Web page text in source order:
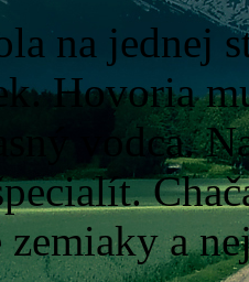
na jednej
Hovoria
vodca.
zemiaky a